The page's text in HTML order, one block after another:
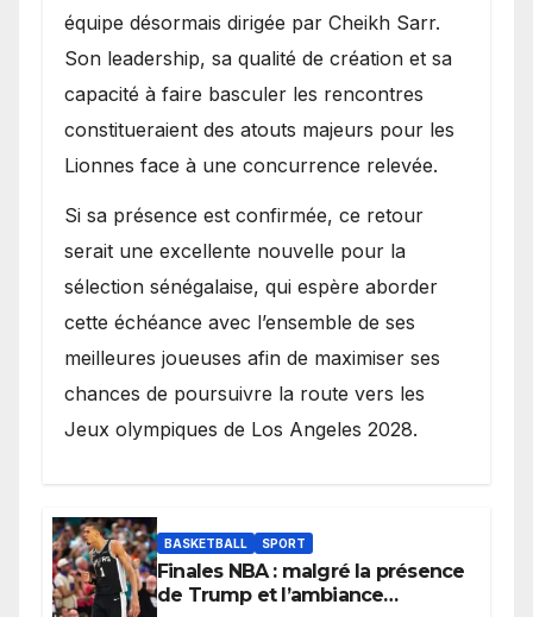
équipe désormais dirigée par Cheikh Sarr.
Son leadership, sa qualité de création et sa
capacité à faire basculer les rencontres
constitueraient des atouts majeurs pour les
Lionnes face à une concurrence relevée.
Si sa présence est confirmée, ce retour
serait une excellente nouvelle pour la
sélection sénégalaise, qui espère aborder
cette échéance avec l’ensemble de ses
meilleures joueuses afin de maximiser ses
chances de poursuivre la route vers les
Jeux olympiques de Los Angeles 2028.
BASKETBALL SPORT
Finales NBA : malgré la présence
de Trump et l’ambiance